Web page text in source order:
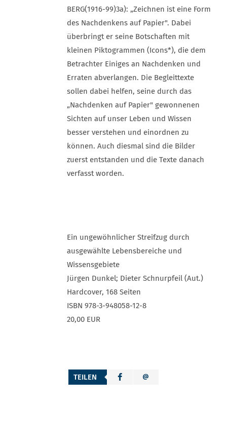
BERG(1916-99)3a): „Zeichnen ist eine Form
des Nachdenkens auf Papier". Dabei
überbringt er seine Botschaften mit
kleinen Piktogrammen (Icons*), die dem
Betrachter Einiges an Nachdenken und
Erraten abverlangen. Die Begleittexte
sollen dabei helfen, seine durch das
„Nachdenken auf Papier" gewonnenen
Sichten auf unser Leben und Wissen
besser verstehen und einordnen zu
können. Auch diesmal sind die Bilder
zuerst entstanden und die Texte danach
verfasst worden.
Ein ungewöhnlicher Streifzug durch
ausgewählte Lebensbereiche und
Wissensgebiete
Jürgen Dunkel; Dieter Schnurpfeil (Aut.)
Hardcover, 168 Seiten
ISBN 978-3-948058-12-8
20,00 EUR
TEILEN